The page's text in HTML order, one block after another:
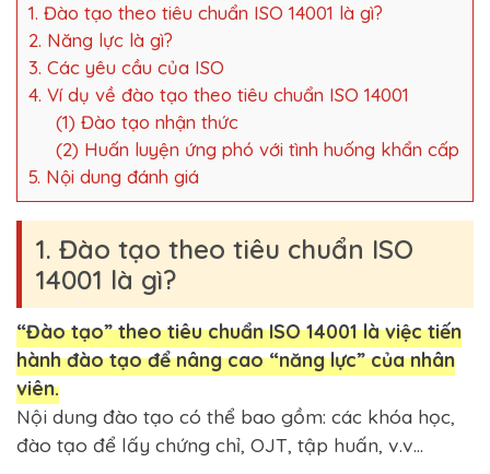
1. Đào tạo theo tiêu chuẩn ISO 14001 là gì?
2. Năng lực là gì?
3. Các yêu cầu của ISO
4. Ví dụ về đào tạo theo tiêu chuẩn ISO 14001
(1) Đào tạo nhận thức
(2) Huấn luyện ứng phó với tình huống khẩn cấp
5. Nội dung đánh giá
1. Đào tạo theo tiêu chuẩn ISO
14001 là gì?
“Đào tạo” theo tiêu chuẩn ISO 14001 là việc tiến
hành đào tạo để nâng cao “năng lực” của nhân
viên.
Nội dung đào tạo có thể bao gồm: các khóa học,
đào tạo để lấy chứng chỉ, OJT, tập huấn, v.v…